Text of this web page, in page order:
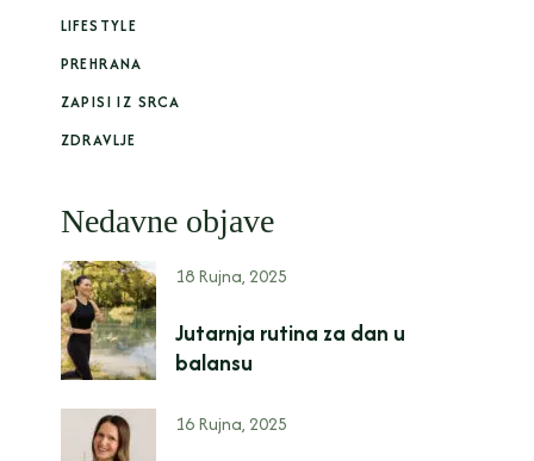
LIFESTYLE
PREHRANA
ZAPISI IZ SRCA
ZDRAVLJE
Nedavne objave
18 Rujna, 2025
Jutarnja rutina za dan u
balansu
16 Rujna, 2025